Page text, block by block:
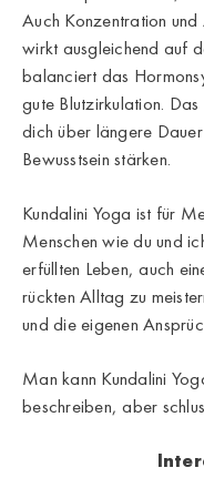
Auch Konzentration und
wirkt ausgleichend auf
balanciert das
gute Blutzirkulation.
dich über längere
Bewusstsein stärken.
Kundalini Yoga ist für
Menschen wie du und
erfüllten Leben, auch
rückten Alltag zu
und die eigenen
Man kann Kundalini
beschreiben, aber